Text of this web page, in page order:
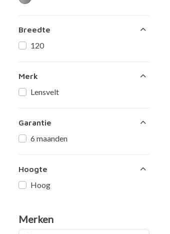
Breedte
120
Merk
Lensvelt
Garantie
6 maanden
Hoogte
Hoog
Merken